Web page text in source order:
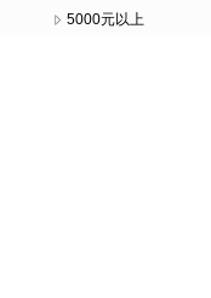
5000元以上